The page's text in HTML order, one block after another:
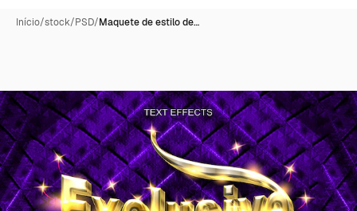
Início/stock/PSD/Maquete de estilo de…